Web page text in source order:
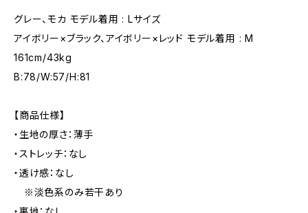
グレー、モカ モデル着用 : Lサイズ
アイボリー×ブラック、アイボリー×レッド モデル着用 : M
161cm/43kg
B:78/W:57/H:81
【商品仕様】
・生地の厚さ：薄手
・ストレッチ：なし
・透け感：なし
※淡色系のみ若干あり